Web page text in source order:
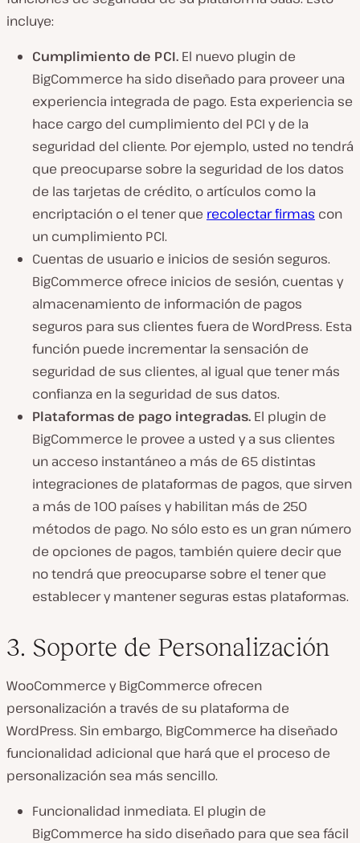
incluye:
Cumplimiento de PCI. El nuevo plugin de
BigCommerce ha sido diseñado para proveer una
experiencia integrada de pago. Esta experiencia se
hace cargo del cumplimiento del PCI y de la
seguridad del cliente. Por ejemplo, usted no tendrá
que preocuparse sobre la seguridad de los datos
de las tarjetas de crédito, o artículos como la
encriptación o el tener que recolectar firmas con
un cumplimiento PCI.
Cuentas de usuario e inicios de sesión seguros.
BigCommerce ofrece inicios de sesión, cuentas y
almacenamiento de información de pagos
seguros para sus clientes fuera de WordPress. Esta
función puede incrementar la sensación de
seguridad de sus clientes, al igual que tener más
confianza en la seguridad de sus datos.
Plataformas de pago integradas. El plugin de
BigCommerce le provee a usted y a sus clientes
un acceso instantáneo a más de 65 distintas
integraciones de plataformas de pagos, que sirven
a más de 100 países y habilitan más de 250
métodos de pago. No sólo esto es un gran número
de opciones de pagos, también quiere decir que
no tendrá que preocuparse sobre el tener que
establecer y mantener seguras estas plataformas.
3. Soporte de Personalización
WooCommerce y BigCommerce ofrecen
personalización a través de su plataforma de
WordPress. Sin embargo, BigCommerce ha diseñado
funcionalidad adicional que hará que el proceso de
personalización sea más sencillo.
Funcionalidad inmediata. El plugin de
BigCommerce ha sido diseñado para que sea fácil